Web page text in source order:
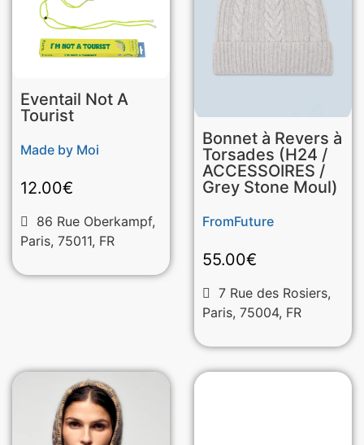
Eventail Not A
Tourist
Made by Moi
12.00€
86 Rue Oberkampf,
Paris, 75011, FR
Bonnet à Revers à
Torsades (H24 /
ACCESSOIRES /
Grey Stone Moul)
FromFuture
55.00€
7 Rue des Rosiers,
Paris, 75004, FR